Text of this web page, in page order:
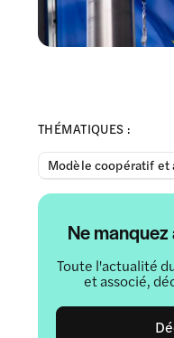
THÉMATIQUES :
Modèle coopératif et
Ne
Toute l'actualité
et associé,